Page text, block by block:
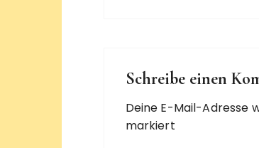
Schreibe einen
Deine E-Mail-Adresse
markiert